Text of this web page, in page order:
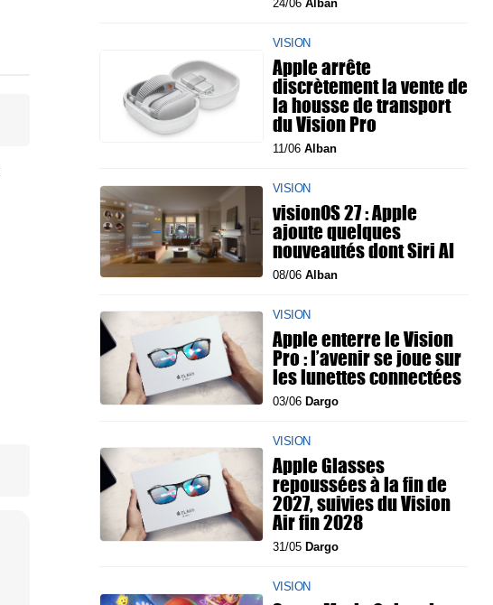
24/06 Alban
VISION
Apple arrête
discrètement la vente de
la housse de transport
du Vision Pro
11/06 Alban
VISION
visionOS 27 : Apple
ajoute quelques
nouveautés dont Siri AI
08/06 Alban
VISION
Apple enterre le Vision
Pro : l’avenir se joue sur
les lunettes connectées
03/06 Dargo
VISION
Apple Glasses
repoussées à la fin de
2027, suivies du Vision
Air fin 2028
31/05 Dargo
VISION